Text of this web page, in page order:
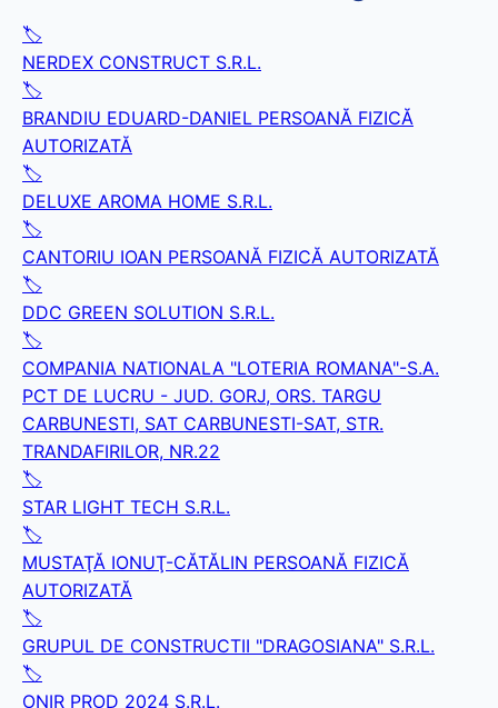
🏷️
NERDEX CONSTRUCT S.R.L.
🏷️
BRANDIU EDUARD-DANIEL PERSOANĂ FIZICĂ
AUTORIZATĂ
🏷️
DELUXE AROMA HOME S.R.L.
🏷️
CANTORIU IOAN PERSOANĂ FIZICĂ AUTORIZATĂ
🏷️
DDC GREEN SOLUTION S.R.L.
🏷️
COMPANIA NATIONALA "LOTERIA ROMANA"-S.A.
PCT DE LUCRU - JUD. GORJ, ORS. TARGU
CARBUNESTI, SAT CARBUNESTI-SAT, STR.
TRANDAFIRILOR, NR.22
🏷️
STAR LIGHT TECH S.R.L.
🏷️
MUSTAŢĂ IONUŢ-CĂTĂLIN PERSOANĂ FIZICĂ
AUTORIZATĂ
🏷️
GRUPUL DE CONSTRUCTII "DRAGOSIANA" S.R.L.
🏷️
ONIR PROD 2024 S.R.L.